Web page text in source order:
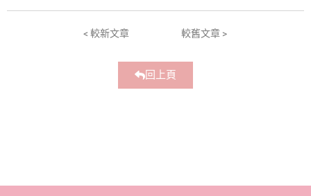
< 較新文章 較舊文章 >
回上頁